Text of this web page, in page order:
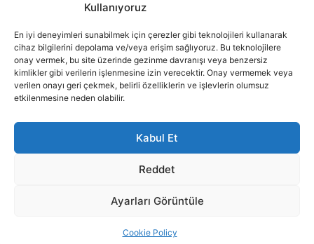
Kullanıyoruz
En iyi deneyimleri sunabilmek için çerezler gibi teknolojileri kullanarak
cihaz bilgilerini depolama ve/veya erişim sağlıyoruz. Bu teknolojilere
onay vermek, bu site üzerinde gezinme davranışı veya benzersiz
kimlikler gibi verilerin işlenmesine izin verecektir. Onay vermemek veya
verilen onayı geri çekmek, belirli özelliklerin ve işlevlerin olumsuz
etkilenmesine neden olabilir.
Kabul Et
Reddet
Ayarları Görüntüle
Cookie Policy
İnternet portalımızda yer alan tüm haber metini, resim ve benzeri
içeriğin hakları Sigortamedya Yayıncılık A.Ş.'ye aittir. Hiçbir şekilde
basılı ya da elektronik bir ortamda, kaynak gösterilse bile izin
alınmadan kullanılamaz.